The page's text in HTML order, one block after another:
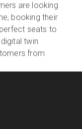
are looking
booking their
seats to
twin
from